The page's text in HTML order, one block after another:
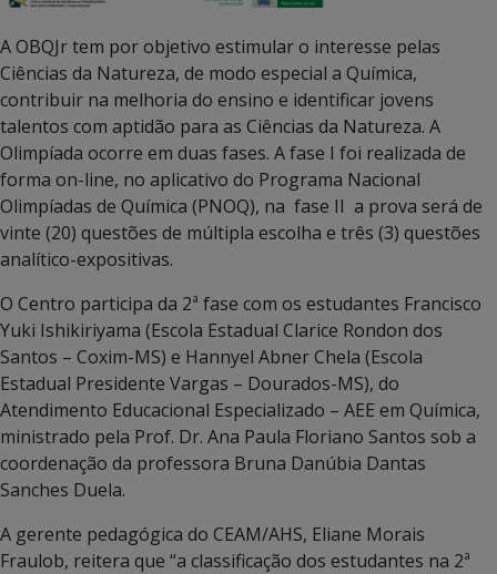
A OBQJr tem por objetivo estimular o interesse pelas
Ciências da Natureza, de modo especial a Química,
contribuir na melhoria do ensino e identificar jovens
talentos com aptidão para as Ciências da Natureza. A
Olimpíada ocorre em duas fases. A fase I foi realizada de
forma on-line, no aplicativo do Programa Nacional
Olimpíadas de Química (PNOQ), na fase II a prova será de
vinte (20) questões de múltipla escolha e três (3) questões
analítico-expositivas.
O Centro participa da 2ª fase com os estudantes Francisco
Yuki Ishikiriyama (Escola Estadual Clarice Rondon dos
Santos – Coxim-MS) e Hannyel Abner Chela (Escola
Estadual Presidente Vargas – Dourados-MS), do
Atendimento Educacional Especializado – AEE em Química,
ministrado pela Prof. Dr. Ana Paula Floriano Santos sob a
coordenação da professora Bruna Danúbia Dantas
Sanches Duela.
A gerente pedagógica do CEAM/AHS, Eliane Morais
Fraulob, reitera que “a classificação dos estudantes na 2ª